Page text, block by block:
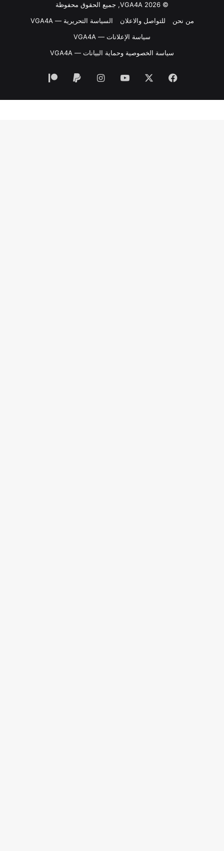
© VGA4A 2026, جميع الحقوق محفوظة
من نحن
للتواصل والاعلان
السياسة التحريرية — VGA4A
سياسة الإعلانات — VGA4A
سياسة الخصوصية وحماية البيانات — VGA4A
فيسبوك ‫YouTubeانستقرام
‏Paypal
‫Patreon